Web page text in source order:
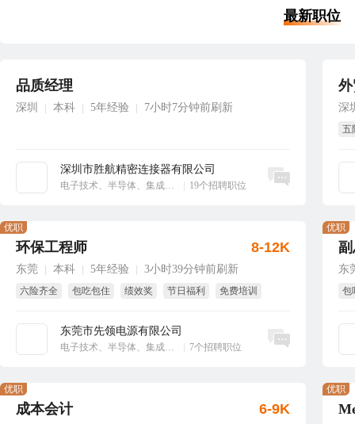
最新职位
品质经理
深圳 本科 5年经验 7小时7分钟前刷新
深圳市胜航精密连接器有限公司
电子技术、半导体、集成电路 19个招聘职位
立即沟通
深
五
环保工程师
东莞 本科 5年经验 3小时39分钟前刷新
六险齐全 包吃包住 绩效奖 节日福利
免费培训
东莞市先领电源有限公司
电子技术、半导体、集成电路 7个招聘职位
优职
8-12K
立即沟通
东
包
优职
成本会计
优职
6-9K
优职